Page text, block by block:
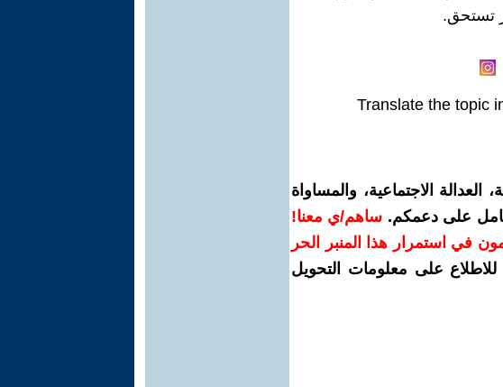
تستحق.
Translate the topic
الاجتماعية، والمساواة
كامل على دعمكم. ساهم/ي معنا!
تساهمون في استمرار هذا المنبر الحر
للاطلاع على معلومات التحويل